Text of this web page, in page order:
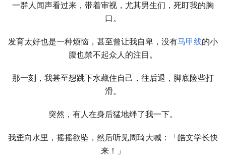
一群人闻声看过来，带着审视，尤其男生们，死盯我的胸
口。
发育太好也是一种烦恼，甚至曾让我自卑，没有马甲线的小
腹也禁不起众人的注目。
那一刻，我甚至想跳下水藏住自己，往后退，脚底险些打
滑。
突然，有人在身后猛地绊了我一下。
我歪向水里，摇摇欲坠，然后听见周琦大喊：「皓文学长快
来！」